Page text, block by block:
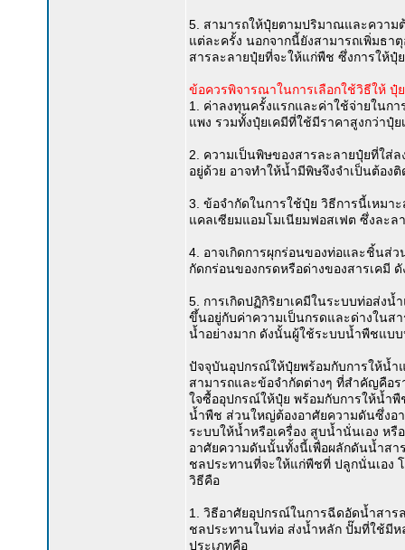
5. สามารถให้ปุ๋ยตามปริมาณและควา
แต่ละครั้ง นอกจากนี้ยังสามารถเพิ่มธา
สารละลายปุ๋ยที่จะให้แก่พืช ซึ่งการให้ปุ๋
ข้อควรพิจารณาในการเลือกใช้วิธีให้ ปุ๋
1. ค่าลงทุนครั้งแรกและค่าใช้จ่ายในก
แพง รวมทั้งปุ๋ยเคมีที่ใช้มีราคาสูงกว่า
2. ความเป็นพิษของสารละลายปุ๋ยที่ใส่
อยู่ด้วย อาจทำให้น้ำมีพิษจึงจำเป็นต้อ
3. ข้อจำกัดในการใช้ปุ๋ย วิธีการนี้เหมา
แคลเซียมแอมโมเนียมฟอสเฟต ซึ่งละล
4. อาจเกิดการผุกร่อนของท่อและชิ้นส่
กัดกร่อนของกรดหรือด่างของสารเคมี
5. การเกิดปฏิกิริยาเคมีในระบบท่อส่ง
ขึ้นอยู่กับค่าความเป็นกรดและด่างในส
น้ำอย่างมาก ดังนั้นผู้ใช้ระบบน้ำพืชแบ
ปัจจุบันอุปกรณ์ให้ปุ๋ยพร้อมกับการให้น้
สามารถและข้อจำกัดต่างๆ ที่สำคัญคือ
ใจซื้ออุปกรณ์ให้ปุ๋ย พร้อมกับการให้น้ำ
น้ำพืช ส่วนใหญ่ต้องอาศัยความดันซึ่งอ
ระบบให้น้ำหรือเครื่อง สูบน้ำนั่นเอง ห
อาศัยความดันนั้นทั้งนี้เพื่อผลักดันน้ำสา
ชลประทานที่จะให้แก่พืชที่ ปลูกนั่นเอง
วิธีคือ
1. วิธีอาศัยอุปกรณ์ในการฉีดอัดน้ำสาร
ชลประทานในท่อ ส่งน้ำหลัก ปั๊มที่ใช้มีห
ประเภทคือ